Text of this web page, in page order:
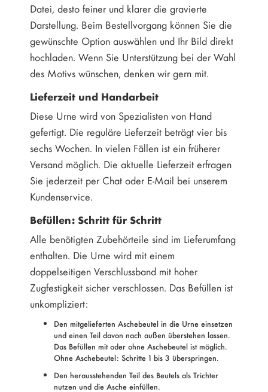
Datei, desto feiner und klarer die gravierte
Darstellung. Beim Bestellvorgang können Sie die
gewünschte Option auswählen und Ihr Bild direkt
hochladen. Wenn Sie Unterstützung bei der Wahl
des Motivs wünschen, denken wir gern mit.
Lieferzeit und Handarbeit
Diese Urne wird von Spezialisten von Hand
gefertigt. Die reguläre Lieferzeit beträgt vier bis
sechs Wochen. In vielen Fällen ist ein früherer
Versand möglich. Die aktuelle Lieferzeit erfragen
Sie jederzeit per Chat oder E-Mail bei unserem
Kundenservice.
Befüllen: Schritt für Schritt
Alle benötigten Zubehörteile sind im Lieferumfang
enthalten. Die Urne wird mit einem
doppelseitigen Verschlussband mit hoher
Zugfestigkeit sicher verschlossen. Das Befüllen ist
unkompliziert:
Den mitgelieferten Aschebeutel in die Urne einsetzen
und einen Teil davon nach außen überstehen lassen.
Das Befüllen mit oder ohne Aschebeutel ist möglich.
Ohne Aschebeutel: Schritte 1 bis 3 überspringen.
Den herausstehenden Teil des Beutels als Trichter
nutzen und die Asche einfüllen.